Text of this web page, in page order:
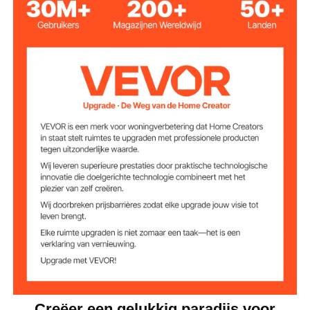
Kleur Donkergrijs
2
Gewichtscapacitei
40 kg
Afmetingen
bovenste zitstok
34 x 34 x 8 cm
Grootte kattengrot
30 x 30 cm; 30 x 30 x 30
cm;
Basisoppervlak